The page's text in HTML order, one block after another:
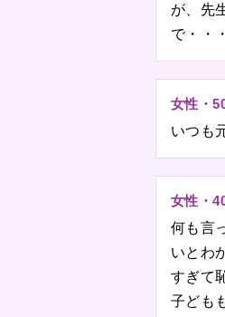
が、先
で・・
女性・
いつも
女性・
何も言
いとわ
すぎて
子ども